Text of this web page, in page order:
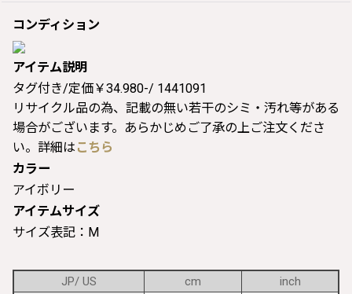
コンディション
アイテム説明
タグ付き/定価￥34.980-/ 1441091
リサイクル品の為、記載の無い若干のシミ・汚れ等がある
場合がございます。あらかじめご了承の上ご注文くださ
い。詳細は こちら
カラー
アイボリー
アイテムサイズ
サイズ表記：M
JP/ US cm
inch